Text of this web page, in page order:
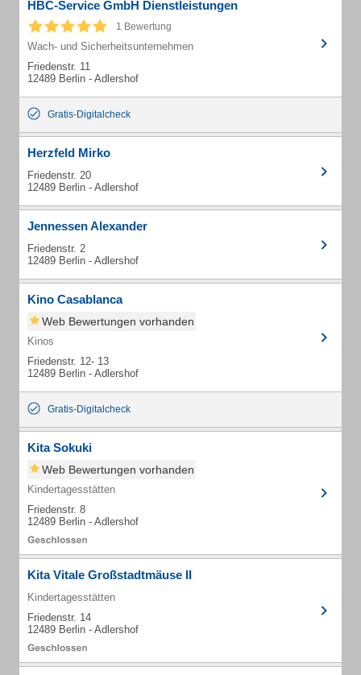
HBC-Service GmbH Dienstleistungen
1 Bewertung
Wach- und Sicherheitsunternehmen
Friedenstr. 11
12489 Berlin - Adlershof
Gratis-Digitalcheck
Herzfeld Mirko
Friedenstr. 20
12489 Berlin - Adlershof
Jennessen Alexander
Friedenstr. 2
12489 Berlin - Adlershof
Kino Casablanca
Web Bewertungen vorhanden
Kinos
Friedenstr. 12- 13
12489 Berlin - Adlershof
Gratis-Digitalcheck
Kita Sokuki
Web Bewertungen vorhanden
Kindertagesstätten
Friedenstr. 8
12489 Berlin - Adlershof
Kita Vitale Großstadtmäuse II
Kindertagesstätten
Friedenstr. 14
12489 Berlin - Adlershof